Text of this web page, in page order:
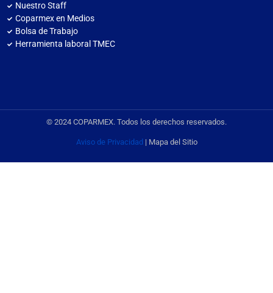
Nuestro Staff
Coparmex en Medios
Bolsa de Trabajo
Herramienta laboral TMEC
© 2024 COPARMEX. Todos los derechos reservados.
Aviso de Privacidad | Mapa del Sitio